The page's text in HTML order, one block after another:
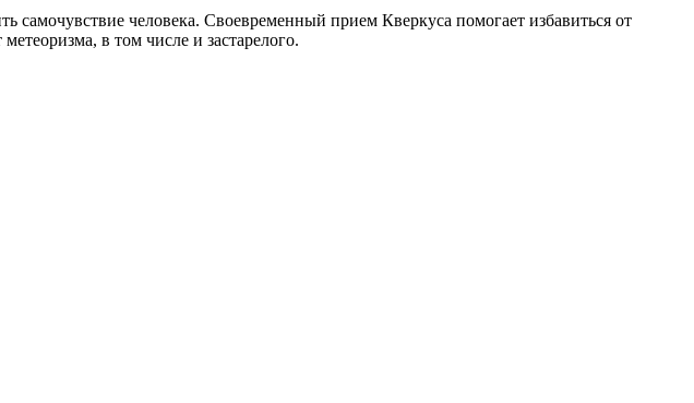
самочувствие человека. Своевременный прием Кверкуса помогает избавиться от
в том числе и застарелого.